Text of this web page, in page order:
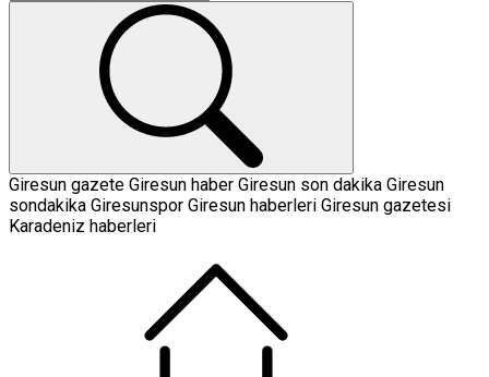
Giresun gazete Giresun haber Giresun son dakika Giresun
sondakika Giresunspor Giresun haberleri Giresun gazetesi
Karadeniz haberleri